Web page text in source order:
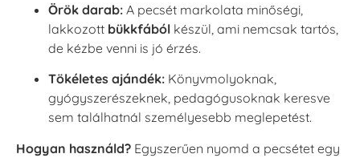
Örök darab: A pecsét markolata minőségi,
lakkozott bükkfából készül, ami nemcsak tartós,
de kézbe venni is jó érzés.
Tökéletes ajándék: Könyvmolyoknak,
gyógyszerészeknek, pedagógusoknak keresve
sem találhatnál személyesebb meglepetést.
Hogyan használd? Egyszerűen nyomd a pecsétet egy